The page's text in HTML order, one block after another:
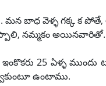
మన బాధ వెళ్ళ గక్క క
నమ్మకం అయినవారితో.
ఇంకొకరు 25 ఏళ్ళ
ఉంటాము.